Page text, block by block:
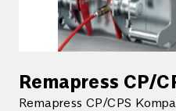
Remapress CP/
Remapress CP/CPS